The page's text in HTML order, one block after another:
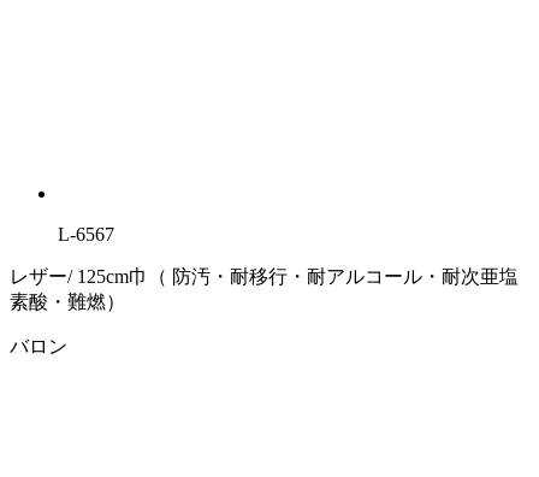
L-6567
レザー/ 125cm巾（ 防汚・耐移行・耐アルコール・耐次亜塩
素酸・難燃）
バロン